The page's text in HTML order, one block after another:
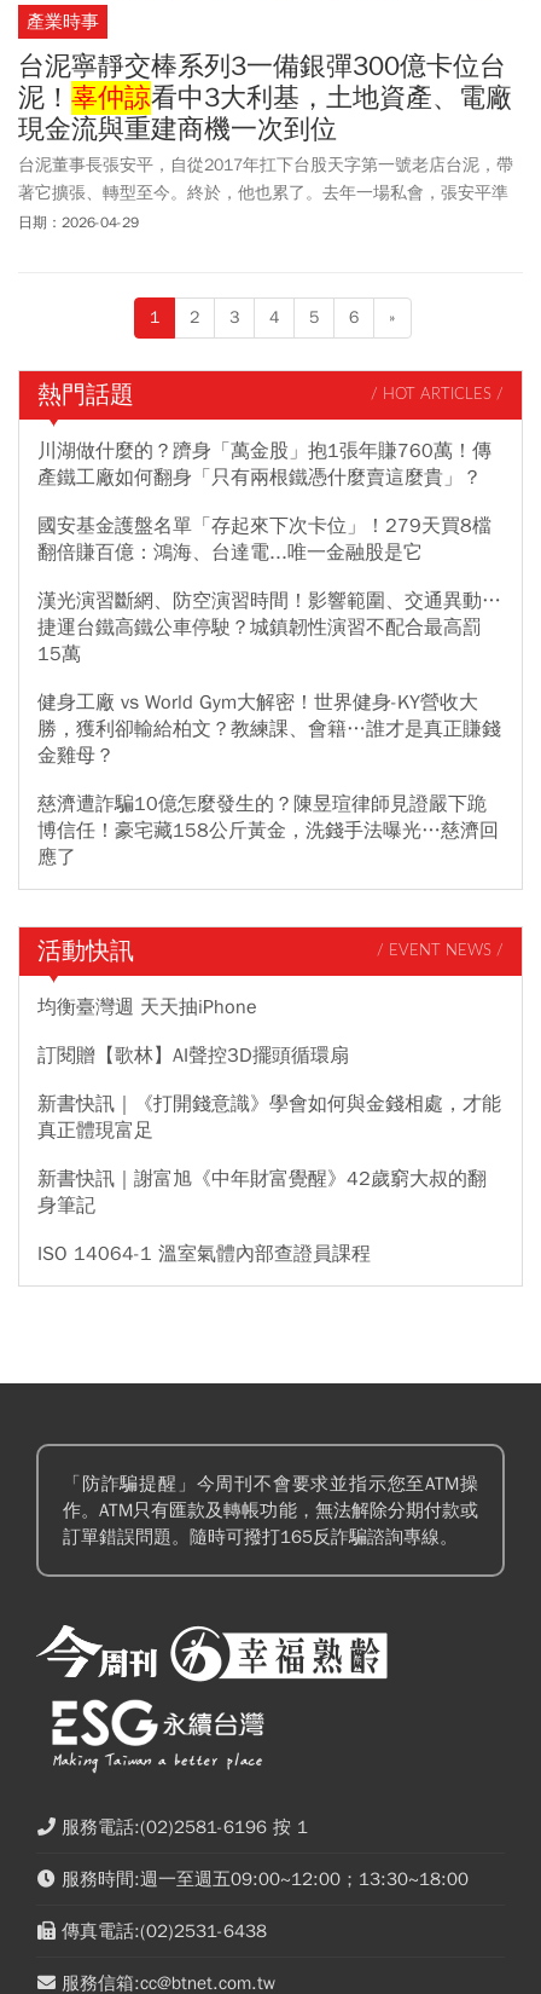
產業時事
台泥寧靜交棒系列3一備銀彈300億卡位台
泥！ 辜仲諒看中3大利基，土地資產、電廠
現金流與重建商機一次到位
台泥董事長張安平，自從2017年扛下台股天字第一號老店台泥，帶
著它擴張、轉型至今。終於，他也累了。去年一場私會，張安平準
備對 辜仲諒透露交棒意願，而近日，震撼彈終於落下，
日期：2026-04-29
1 2 3 4 5 6 »
熱門話題 / HOT ARTICLES /
川湖做什麼的？躋身「萬金股」抱1張年賺760萬！傳
產鐵工廠如何翻身「只有兩根鐵憑什麼賣這麼貴」？
國安基金護盤名單「存起來下次卡位」！279天買8檔
翻倍賺百億：鴻海、台達電...唯一金融股是它
漢光演習斷網、防空演習時間！影響範圍、交通異動…
捷運台鐵高鐵公車停駛？城鎮韌性演習不配合最高罰
15萬
健身工廠 vs World Gym大解密！世界健身-KY營收大
勝，獲利卻輸給柏文？教練課、會籍…誰才是真正賺錢
金雞母？
慈濟遭詐騙10億怎麼發生的？陳昱瑄律師見證嚴下跪
博信任！豪宅藏158公斤黃金，洗錢手法曝光…慈濟回
應了
活動快訊 / EVENT NEWS /
均衡臺灣週 天天抽iPhone
訂閱贈【歌林】AI聲控3D擺頭循環扇
新書快訊｜《打開錢意識》學會如何與金錢相處，才能
真正體現富足
新書快訊｜謝富旭《中年財富覺醒》42歲窮大叔的翻
身筆記
ISO 14064-1 溫室氣體內部查證員課程
「防詐騙提醒」今周刊不會要求並指示您至ATM操
作。ATM只有匯款及轉帳功能，無法解除分期付款或
訂單錯誤問題。隨時可撥打165反詐騙諮詢專線。
服務電話:(02)2581-6196 按 1
服務時間:週一至週五09:00~12:00；13:30~18:00
傳真電話:(02)2531-6438
服務信箱:cc@btnet.com.tw